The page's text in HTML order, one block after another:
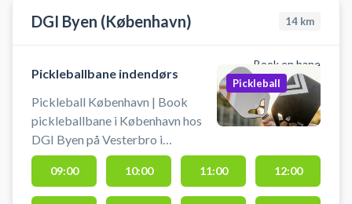
DGI Byen (København) 14 km
Book en bane
Pickleballbane indendørs
Pickleball København | Book
pickleballbane i København hos
DGI Byen på Vesterbro i
København – spil pickleball midt i
byen. Der er 4 pickleballbaner klar
til booking - centralt beliggende
Pickleball
09:00 10:00 11:00 12:00